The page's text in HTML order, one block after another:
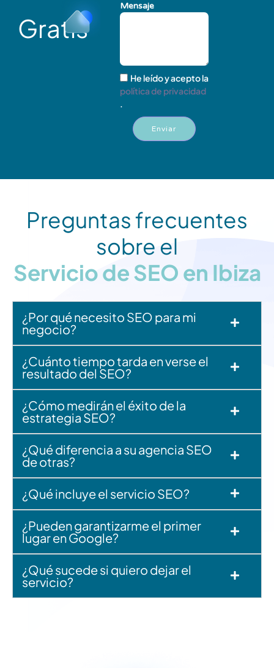
Gratis
Mensaje
He leído y acepto la
política de privacidad
.
Enviar
Preguntas frecuentes
sobre el
Servicio de SEO en Ibiza
¿Por qué necesito SEO para mi
negocio?
¿Cuánto tiempo tarda en verse el
resultado del SEO?
¿Cómo medirán el éxito de la
estrategia SEO?
¿Qué diferencia a su agencia SEO
de otras?
¿Qué incluye el servicio SEO?
¿Pueden garantizarme el primer
lugar en Google?
¿Qué sucede si quiero dejar el
servicio?